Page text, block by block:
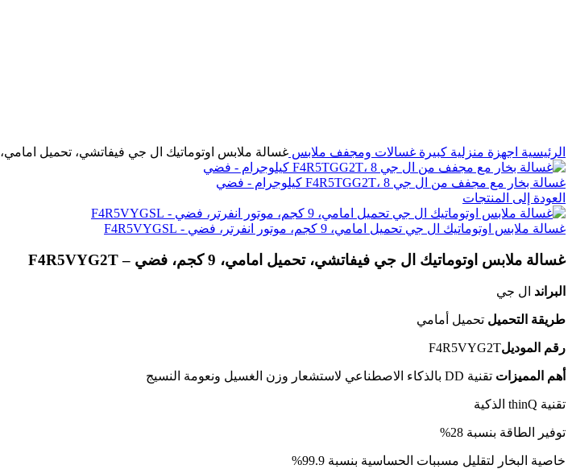
الرئيسية اجهزة منزلية كبيرة غسالات ومجفف ملابس غسالة ملابس اوتوماتيك ال جي فيفاتشي، تحميل امامي، 9 كجم، فضي – F4R5VYG2T
غسالة بخار مع مجفف من ال جي F4R5TGG2T، 8 كيلوجرام - فضي
العودة إلى المنتجات
غسالة ملابس اوتوماتيك ال جي تحميل امامي، 9 كجم، موتور انفرتر، فضي - F4R5VYGSL
غسالة ملابس اوتوماتيك ال جي فيفاتشي، تحميل امامي، 9 كجم، فضي – F4R5VYG2T
البراند ال جي
طريقة التحميل تحميل أمامي
رقم الموديلF4R5VYG2T
أهم المميزات تقنية DD بالذكاء الاصطناعي لاستشعار وزن الغسيل ونعومة النسيج
تقنية thinQ الذكية
توفير الطاقة بنسبة 28%
خاصية البخار لتقليل مسببات الحساسية بنسبة 99.9%